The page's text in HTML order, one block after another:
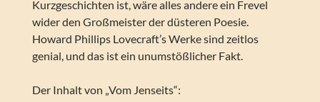
Kurzgeschichten ist, wäre alles andere ein Frevel
wider den Großmeister der düsteren Poesie.
Howard Phillips Lovecraft’s Werke sind zeitlos
genial, und das ist ein unumstößlicher Fakt.
Der Inhalt von „Vom Jenseits“: